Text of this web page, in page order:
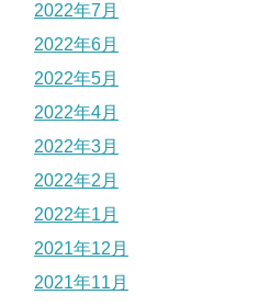
2022年7月
2022年6月
2022年5月
2022年4月
2022年3月
2022年2月
2022年1月
2021年12月
2021年11月